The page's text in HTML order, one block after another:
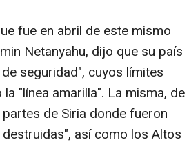
fue en abril de este mismo
Netanyahu, dijo que su país
seguridad", cuyos límites
"línea amarilla". La misma, de
de Siria donde fueron
así como los Altos